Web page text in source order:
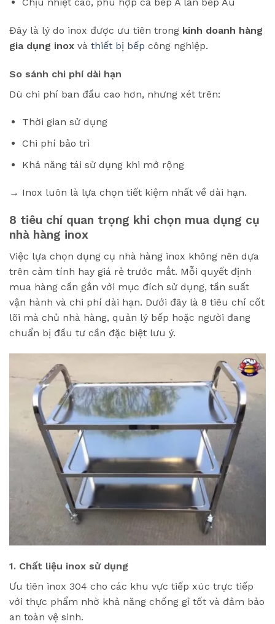
Đây là lý do inox được ưu tiên trong kinh doanh hàng
gia dụng inox và thiết bị bếp công nghiệp.
So sánh chi phí dài hạn
Dù chi phí ban đầu cao hơn, nhưng xét trên:
Thời gian sử dụng
Chi phí bảo trì
Khả năng tái sử dụng khi mở rộng
→ Inox luôn là lựa chọn tiết kiệm nhất về dài hạn.
8 tiêu chí quan trọng khi chọn mua dụng cụ
nhà hàng inox
Việc lựa chọn dụng cụ nhà hàng inox không nên dựa
trên cảm tính hay giá rẻ trước mắt. Mỗi quyết định
mua hàng cần gắn với mục đích sử dụng, tần suất
vận hành và chi phí dài hạn. Dưới đây là 8 tiêu chí cốt
lõi mà chủ nhà hàng, quản lý bếp hoặc người đang
chuẩn bị đầu tư cần đặc biệt lưu ý.
1. Chất liệu inox sử dụng
Ưu tiên inox 304 cho các khu vực tiếp xúc trực tiếp
với thực phẩm nhờ khả năng chống gỉ tốt và đảm bảo
an toàn vệ sinh.